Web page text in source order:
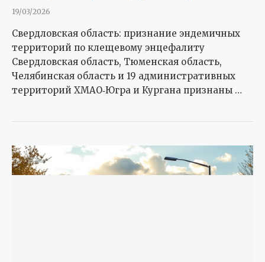
19/03/2026
Свердловская область: признание эндемичных
территорий по клещевому энцефалиту
Свердловская область, Тюменская область,
Челябинская область и 19 административных
территорий ХМАО‑Югра и Кургана признаны …